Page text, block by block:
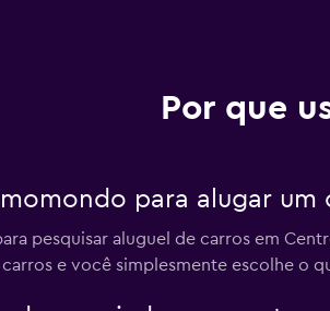
Por que
para alugar
pesquisar aluguel de carros em
e você simplesmente escolhe o